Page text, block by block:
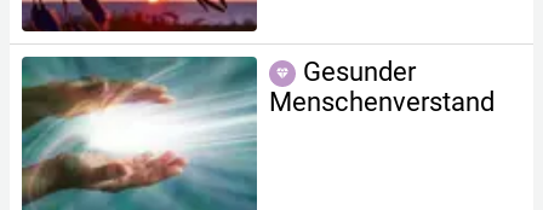
Gesunder
Menschenverstand